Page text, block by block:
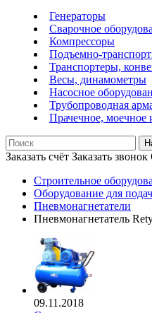
Генераторы
Сварочное
Компрессоры
Подъемно-
Транспортеры,
Весы, динамометры
Насосное
Трубопроводная
Прачечное, моечное
Заказать счёт Заказать звонок
Строительное
Оборудование для
Пневмонагнетатели
Пневмонагнетатель
09.11.2018